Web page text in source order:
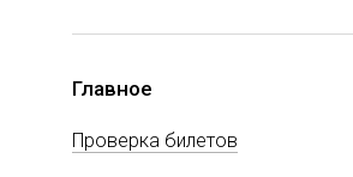
Главное
Проверка билетов